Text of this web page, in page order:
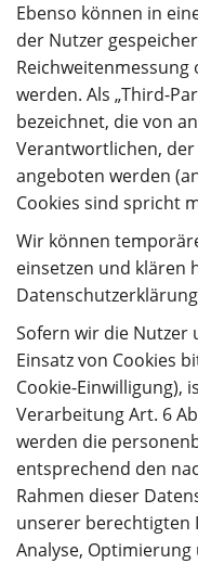
Ebenso können in
der Nutzer
werden. Als „Third-
bezeichnet, die von
Verantwortlichen,
angeboten werden
Cookies sind spricht
Wir können
einsetzen und klären
Sofern wir die Nutzer
Einsatz von Cookies
Cookie-Einwilligung),
Verarbeitung Art. 6
werden die
entsprechend den
Rahmen dieser
unserer berechtigten
Analyse,